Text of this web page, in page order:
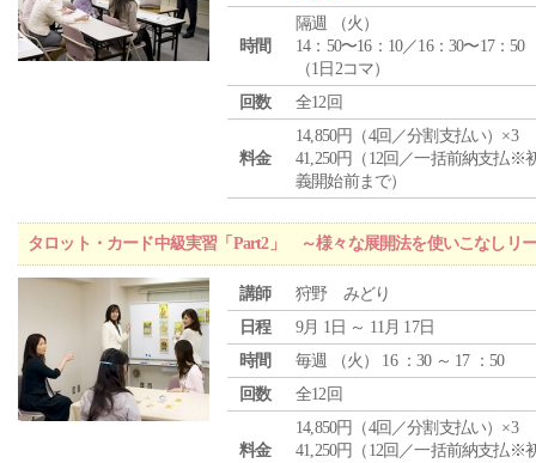
時間
隔週 （火 ）
14：50〜16：10／16：30〜17：50
（1日2コマ）
回数
全12回
料金
14,850円（4回／分割支払い）×3
41,250円（12回／一括前納支払※
義開始前まで）
タロット・カード中級実習「Part2」 ～様々な展開法を使いこなしリ
講師
狩野 みどり
日程
9月 1日 ～ 11月 17日
時間
毎週 （火 ） 16 ：30 ～ 17 ：50
回数
全12回
料金
14,850円（4回／分割支払い）×3
41,250円（12回／一括前納支払※